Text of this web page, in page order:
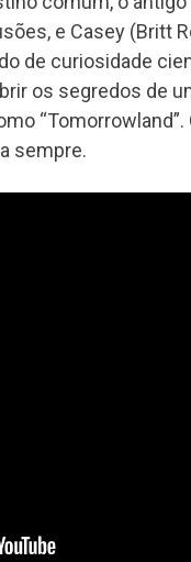
e Casey (Britt
de curiosidade
os segredos de
“Tomorrowland”.
sempre.